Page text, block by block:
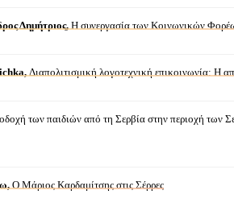
Δημήτριος,Η συνεργασία των Κοινωνικών
Διαπολιτισμική λογοτεχνική επικοινωνία: Η
των παιδιών από τη Σερβία στην περιοχή των
Ο Μάριος Καρδαμίτσης στις Σέρρες